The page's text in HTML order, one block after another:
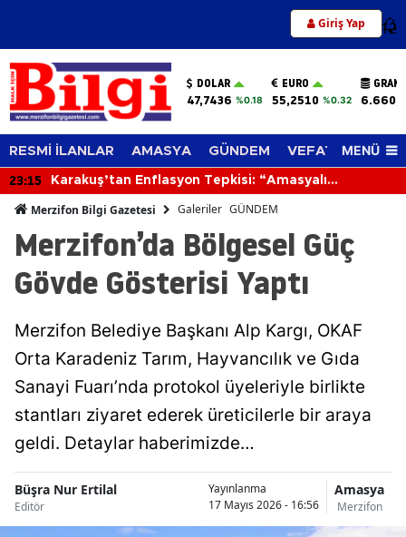
Giriş Yap 12
DOLAR
47,7436 %0.18
EURO
55,2510 %0.32
RESMİ İLANLAR AMASYA GÜNDEM VEFAT EDENLER
MENÜ
22:36 Merzifon’un Kur’an Bülbülleri Belli Oldu!
Merzifon Bilgi Gazetesi Galeriler GÜNDEM
Merzifon’da Bölgesel Güç
Gövde Gösterisi Yaptı
Merzifon Belediye Başkanı Alp Kargı, OKAF
Orta Karadeniz Tarım, Hayvancılık ve Gıda
Sanayi Fuarı’nda protokol üyeleriyle birlikte
stantları ziyaret ederek üreticilerle bir araya
geldi. Detaylar haberimizde…
Büşra Nur Ertilal
Editör
Yayınlanma
17 Mayıs 2026 - 16:56
Amasya
Merzifon